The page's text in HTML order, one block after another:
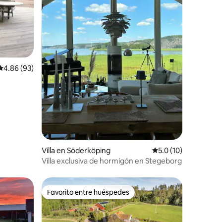
promedio: 4.86 de 5, 93 reseñas
4.86 (93)
Villa en Söderköping Calificación
5.0 (10)
Villa exclusiva de hormigón en Stegeborg
Favorito entre huéspedes
Favorito entre huéspedes